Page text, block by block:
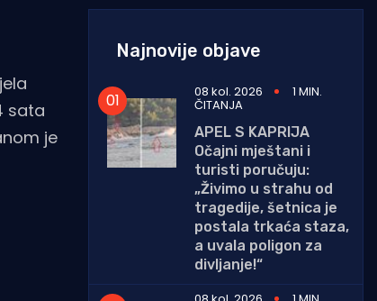
sata
je
Najnovije objave
08 kol. 2026 1 MIN.
ČITANJA
APEL S KAPRIJA
Očajni mještani i
turisti poručuju:
„Živimo u strahu od
tragedije, šetnica je
postala trkaća staza,
a uvala poligon za
divljanje!“